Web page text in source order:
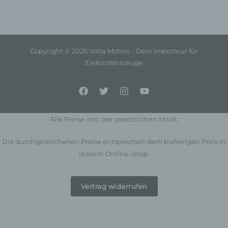
Copyright © 2026 Volta Motors - Dein Importeur für
Elektrofahrzeuge
Alle Preise inkl. der gesetzlichen MwSt.
Die durchgestrichenen Preise entsprechen dem bisherigen Preis in
diesem Online-Shop.
Vertrag widerrufen
und Mittel der Verarbeitung von personenbezogenen
Verarbeitung durch das Unionsrecht oder das Recht
der Mitgliedstaaten vorgegeben, so kann der
bestimmten Kriterien seiner Benennung nach dem
vorgesehen werden.
Auftragsverarbeiter ist eine natürliche oder juristische
Person, Behörde, Einrichtung oder andere Stelle, die
Verantwortlichen verarbeitet.
i) Empfänger